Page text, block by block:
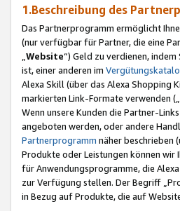
1.Beschreibung des
Das Partnerprogramm ermöglicht
(nur verfügbar für Partner, die eine
Website“) Geld zu verdienen,
ist, einer anderen im
Alexa Skill (über das Alexa Shopping
markierten Link-Formate verwenden („
Wenn unsere Kunden die Partner-
angeboten werden, oder andere
Partnerprogramm näher beschrieben
Produkte oder Leistungen können wir
für Anwendungsprogramme, die
zur Verfügung stellen. Der Begriff
in Bezug auf Produkte, die auf